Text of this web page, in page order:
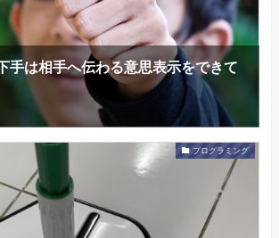
手は相手へ伝わる意思表示をできて
プログラミング